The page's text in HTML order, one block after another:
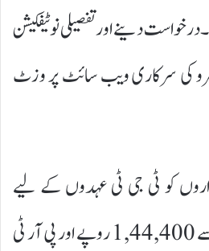
دینے اور تفصیلی نوٹیفکیشن
کی سرکاری ویب سائٹ پر وزٹ
کو ٹی جی ٹی عہدوں کے لیے
ماہانہ 44,900 روپے سے 1,44,400 روپے اور پی آر ٹی